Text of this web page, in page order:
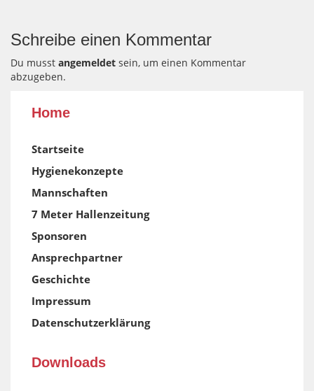
Schreibe einen Kommentar
Du musst angemeldet sein, um einen Kommentar
abzugeben.
Home
Startseite
Hygienekonzepte
Mannschaften
7 Meter Hallenzeitung
Sponsoren
Ansprechpartner
Geschichte
Impressum
Datenschutzerklärung
Downloads